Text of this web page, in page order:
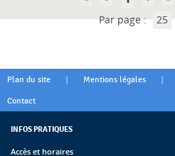
Par page : 25
Plan du site | Mentions légales |
Contact
INFOS PRATIQUES
Accès et horaires